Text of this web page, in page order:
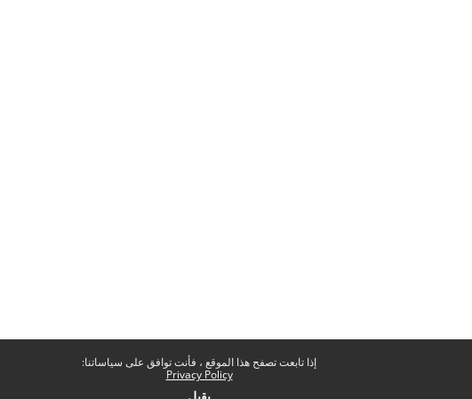
إذا تابعت تصفح هذا الموقع ، فأنت توافق على سياساتنا:
Privacy Policy